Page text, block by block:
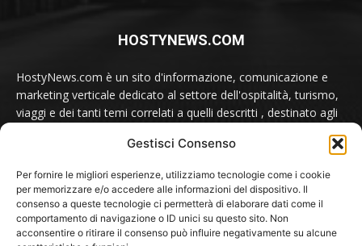
Gestisci Consenso
Per fornire le migliori esperienze, utilizziamo tecnologie come i cookie
per memorizzare e/o accedere alle informazioni del dispositivo. Il
consenso a queste tecnologie ci permetterà di elaborare dati come il
comportamento di navigazione o ID unici su questo sito. Non
acconsentire o ritirare il consenso può influire negativamente su alcune
HOSTYNEWS.COM
HostyNews.com è un sito d'informazione, comunicazione e
marketing verticale dedicato al settore dell'ospitalità, turismo,
viaggi e dei tanti temi correlati a quelli descritti , destinato agli
SEGUICI SU